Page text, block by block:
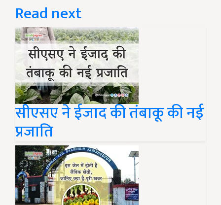
Read next
सीएसए ने ईजाद की तंबाकू की नई
प्रजाति